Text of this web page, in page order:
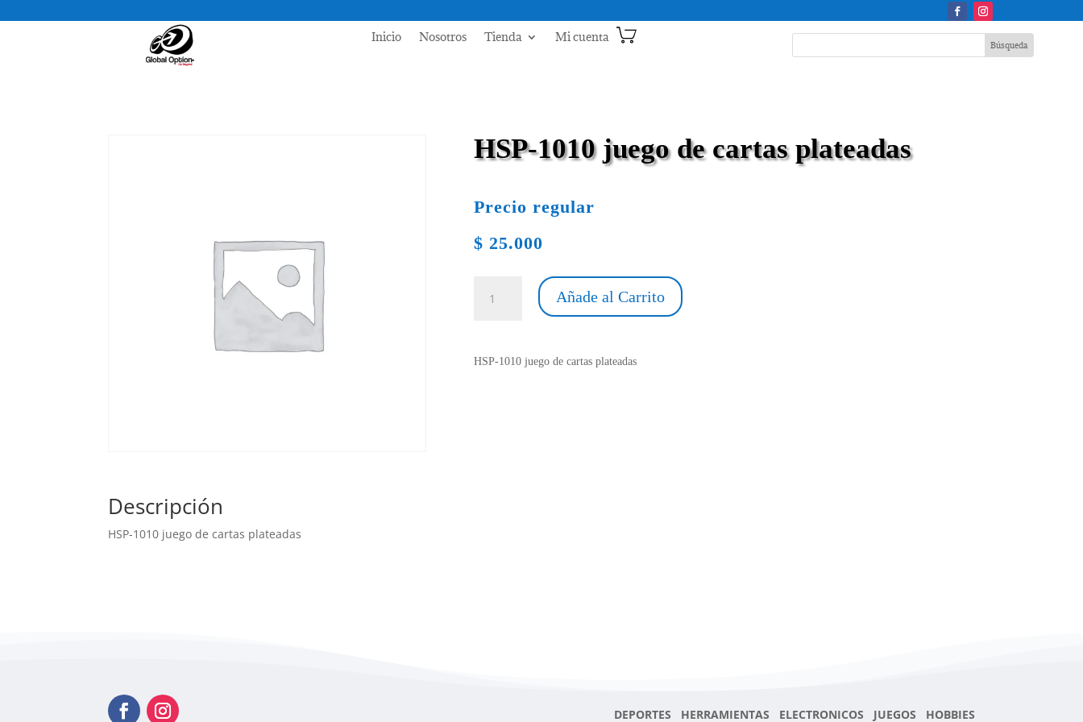
Inicio Nosotros Tienda Mi cuenta
HSP-1010 juego de cartas plateadas
Precio regular
$ 25.000
1010
cartas
Añade al Carrito
HSP-1010 juego de cartas plateadas
Descripción
HSP-1010 juego de cartas plateadas
DEPORTES HERRAMIENTAS ELECTRONICOS JUEGOS HOBBIES